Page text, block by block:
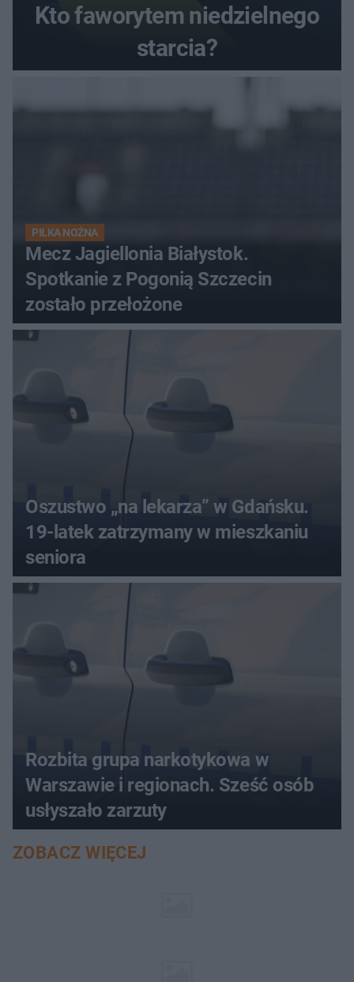
Kto faworytem niedzielnego
starcia?
PIŁKA NOŻNA
Mecz Jagiellonia Białystok.
Spotkanie z Pogonią Szczecin
zostało przełożone
Oszustwo „na lekarza” w Gdańsku.
19-latek zatrzymany w mieszkaniu
seniora
Rozbita grupa narkotykowa w
Warszawie i regionach. Sześć osób
usłyszało zarzuty
ZOBACZ WIĘCEJ